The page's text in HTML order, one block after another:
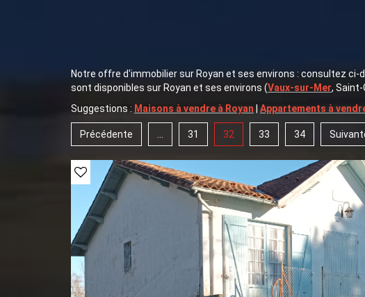
Notre offre d'immobilier sur Royan et ses environs : consultez
sont disponibles sur Royan et ses environs (Vaux-sur-Mer, Saint-
Suggestions : Maisons à vendre à Royan Appartements à
Précédente 31 32 33 34